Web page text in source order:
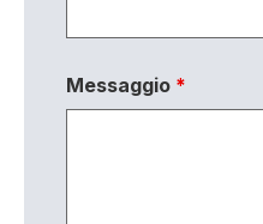
Messaggio *